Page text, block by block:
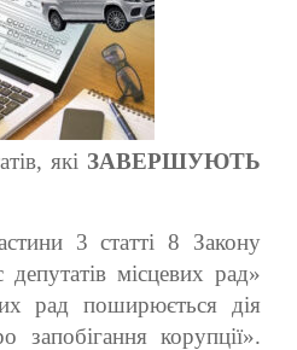
які ЗАВЕРШУЮТЬ
3 статті 8 Закону
місцевих рад»
рад поширюється дія
запобігання корупції».